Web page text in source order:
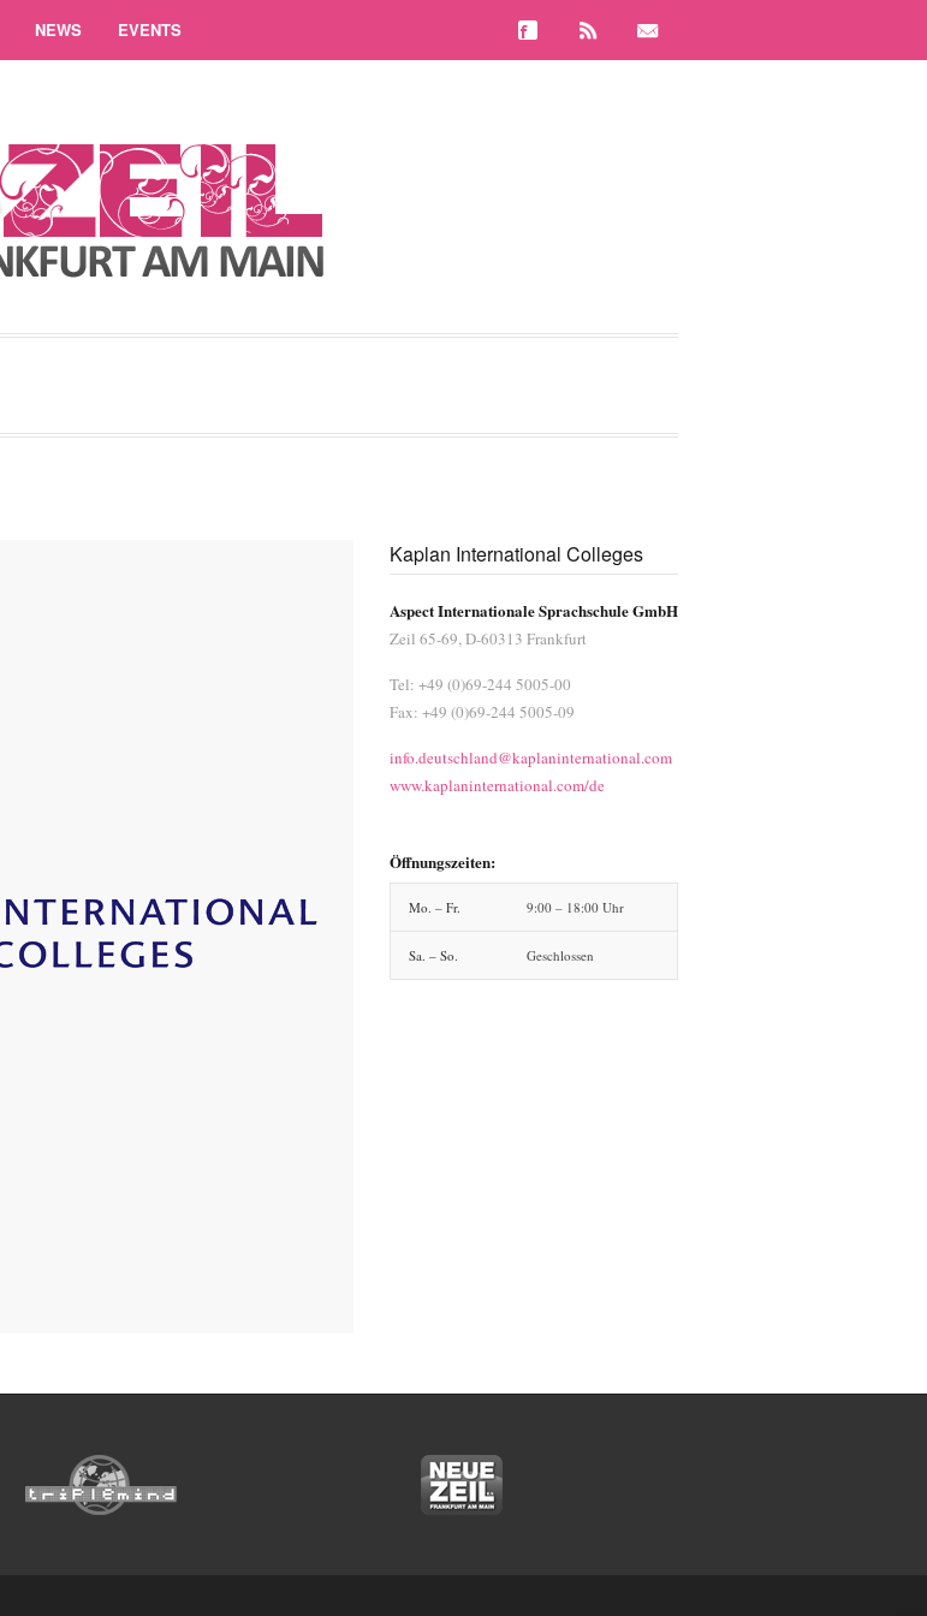
NEWS EVENTS
Kaplan International Colleges
Aspect Internationale Sprachschule GmbH
Zeil 65-69, D-60313 Frankfurt
Tel: +49 (0)69-244 5005-00
Fax: +49 (0)69-244 5005-09
info.deutschland@kaplaninternational.com
www.kaplaninternational.com/de
Öffnungszeiten:
Mo. – Fr. 9:00 – 18:00 Uhr
Sa. – So. Geschlossen